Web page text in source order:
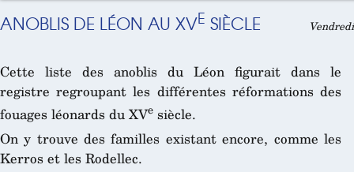
ANOBLIS DE LÉON AU XVE SIÈCLE
Cette liste des anoblis du Léon figurait dans le
registre regroupant les différentes réformations des
fouages léonards du XVe siècle.
On y trouve des familles existant encore, comme les
Kerros et les Rodellec.